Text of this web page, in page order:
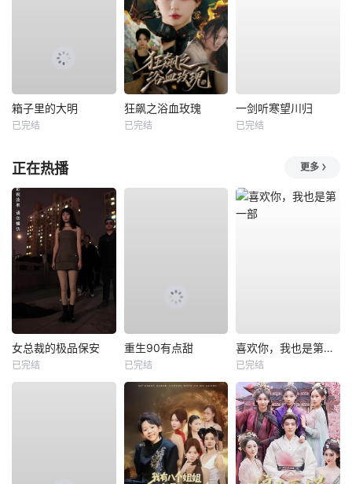
箱子里的大明
已完结
狂飙之浴血玫瑰
已完结
一剑听寒望川归
已完结
正在热播 更多
女总裁的极品保安
已完结
重生90有点甜
已完结
喜欢你，我也是第一部
已完结